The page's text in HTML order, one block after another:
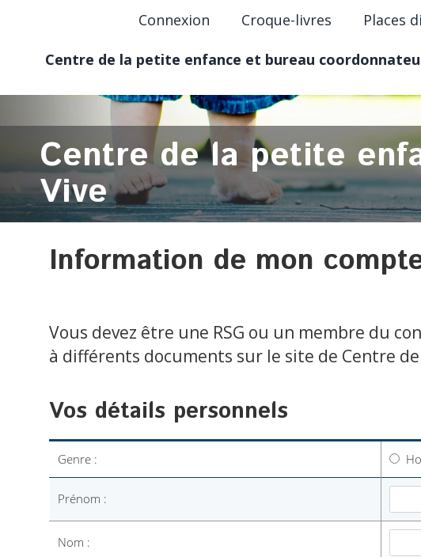
Places
Croque-livres
Connexion
Centre de la petite enfance et bureau
Centre de la petite
Vive
Information de mon
Vous devez être une RSG ou un membre du
à différents documents sur le site de Centre
Vos détails personnels
Genre :
Prénom :
Nom :